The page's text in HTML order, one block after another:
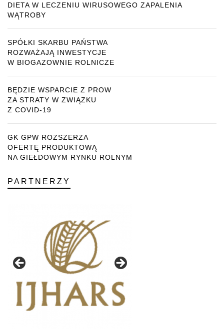
DIETA W LECZENIU WIRUSOWEGO ZAPALENIA
WĄTROBY
SPÓŁKI SKARBU PAŃSTWA
ROZWAŻAJĄ INWESTYCJE
W BIOGAZOWNIE ROLNICZE
BĘDZIE WSPARCIE Z PROW
ZA STRATY W ZWIĄZKU
Z COVID-19
GK GPW ROZSZERZA
OFERTĘ PRODUKTOWĄ
NA GIEŁDOWYM RYNKU ROLNYM
PARTNERZY